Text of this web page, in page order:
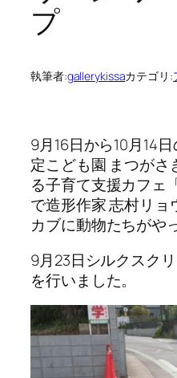
プ
執筆者:gallerykissaカテゴリ:
9月16日から10月14
定こども園 まつが
る子育て支援カフェ「
で造形作家 志村リ
カブに動物たちがや
9月23日シルクスク
を行いました。